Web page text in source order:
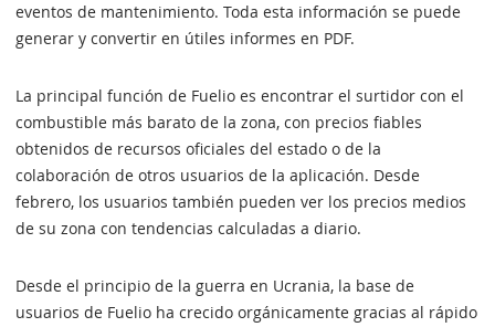
eventos de mantenimiento. Toda esta información se puede
generar y convertir en útiles informes en PDF.
La principal función de Fuelio es encontrar el surtidor con el
combustible más barato de la zona, con precios fiables
obtenidos de recursos oficiales del estado o de la
colaboración de otros usuarios de la aplicación. Desde
febrero, los usuarios también pueden ver los precios medios
de su zona con tendencias calculadas a diario.
Desde el principio de la guerra en Ucrania, la base de
usuarios de Fuelio ha crecido orgánicamente gracias al rápido